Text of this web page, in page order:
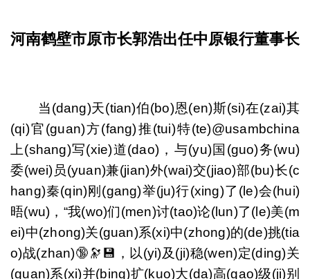
河南鹤壁市原市长郭浩出任中原银行董事长
当(dang)天(tian)伯(bo)恩(en)斯(si)在(zai)其
(qi)官(guan)方(fang)推(tui)特(te)@usambchina
上(shang)写(xie)道(dao)，与(yu)国(guo)务(wu)
委(wei)员(yuan)兼(jian)外(wai)交(jiao)部(bu)长(c
hang)秦(qin)刚(gang)举(ju)行(xing)了(le)会(hui)
晤(wu)，“我(wo)们(men)讨(tao)论(lun)了(le)美(m
ei)中(zhong)关(guan)系(xi)中(zhong)的(de)挑(tia
o)战(zhan)🔞🔭💾，以(yi)及(ji)稳(wen)定(ding)关
(guan)系(xi)并(bing)扩(kuo)大(da)高(gao)级(ji)别